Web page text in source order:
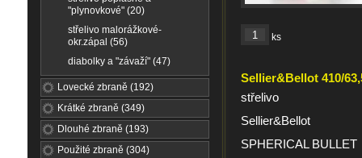
"plynovkové" (20)
střelivo malorážkové-
okr.zápal (56)
diabolky a "závaží" (47)
Lovecké zbraně (192)
Krátké zbraně (349)
Dlouhé zbraně (193)
Použité zbraně (304)
ks
Sellier&Bellot 410/
střelivo
Sellier&Bellot
SPHERICAL BULLET